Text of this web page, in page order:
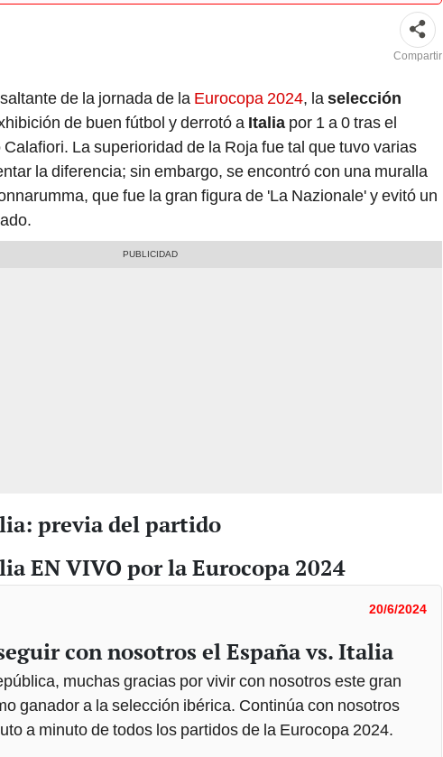
Compartir
de la jornada de la Eurocopa 2024, la selección
de buen fútbol y derrotó a Italia por 1 a 0 tras el
La superioridad de la Roja fue tal que tuvo varias
la diferencia; sin embargo, se encontró con una muralla
que fue la gran figura de 'La Nazionale' y evitó un
previa del partido
EN VIVO por la Eurocopa 2024
20/6/2024
con nosotros el España vs. Italia
muchas gracias por vivir con nosotros este gran
ganador a la selección ibérica. Continúa con nosotros
a minuto de todos los partidos de la Eurocopa 2024.